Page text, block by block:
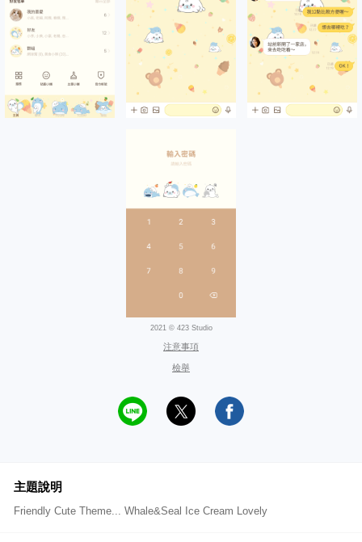
2021 © 423 Studio
注意事項
檢舉
主題說明
Friendly Cute Theme... Whale&Seal Ice Cream Lovely